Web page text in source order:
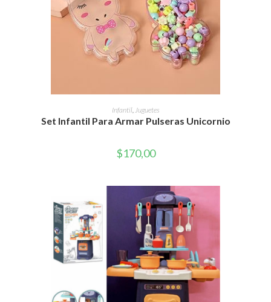
AÑADIR AL CARRITO
Infantil,Juguetes
Set Infantil Para Armar Pulseras Unicornio
$170,00